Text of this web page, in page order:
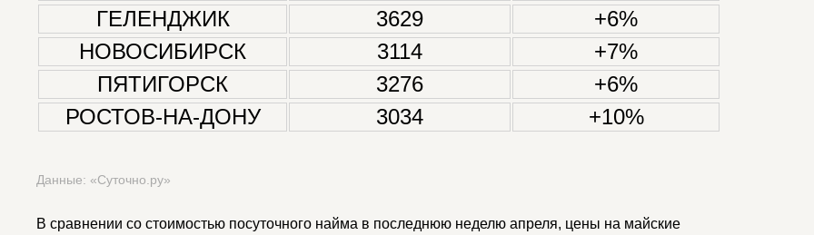
ГЕЛЕНДЖИК
3629
+6%
НОВОСИБИРСК
3114
+7%
ПЯТИГОРСК
3276
+6%
РОСТОВ-НА-ДОНУ
3034 +10%
Данные: «Суточно.ру»
В сравнении со стоимостью посуточного найма в последнюю неделю апреля, цены на майские